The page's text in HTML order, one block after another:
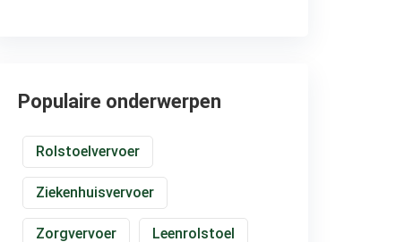
Populaire onderwerpen
Rolstoelvervoer
Ziekenhuisvervoer
Zorgvervoer Leenrolstoel